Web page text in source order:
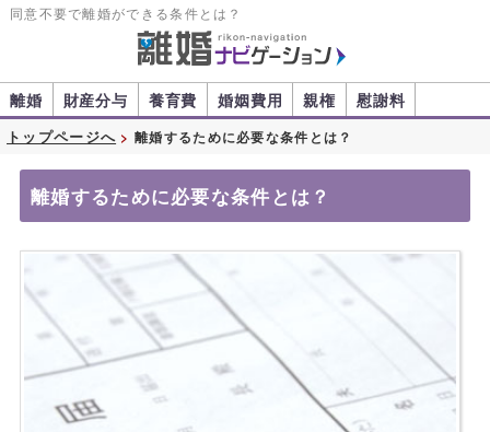
同意不要で離婚ができる条件とは？
離婚 財産分与 養育費 婚姻費用 親権 慰謝料
トップページへ 離婚するために必要な条件とは？
離婚するために必要な条件とは？